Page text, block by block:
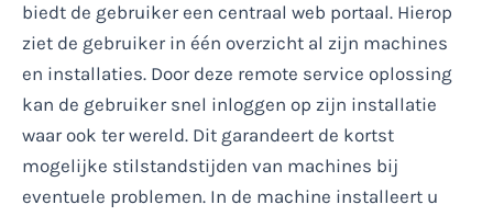
biedt de gebruiker een centraal web portaal. Hierop
ziet de gebruiker in één overzicht al zijn machines
en installaties. Door deze remote service oplossing
kan de gebruiker snel inloggen op zijn installatie
waar ook ter wereld. Dit garandeert de kortst
mogelijke stilstandstijden van machines bij
eventuele problemen. In de machine installeert u